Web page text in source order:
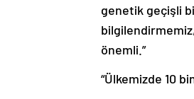
genetik geçişli
bilgilendirmemiz,
önemli.”
“Ülkemizde 10